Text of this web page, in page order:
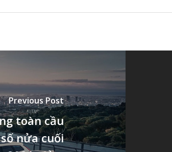
Previous Post
toàn cầu
nửa cuối